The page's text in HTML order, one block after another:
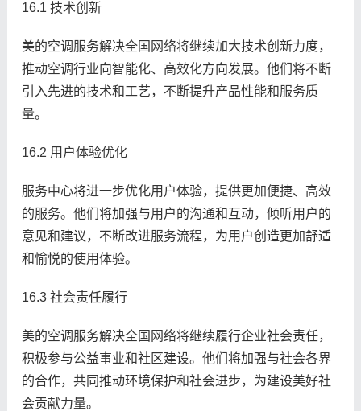
16.1 技术创新
美的空调服务解决全国网络将继续加大技术创新力度，
推动空调行业向智能化、高效化方向发展。他们将不断
引入先进的技术和工艺，不断提升产品性能和服务质
量。
16.2 用户体验优化
服务中心将进一步优化用户体验，提供更加便捷、高效
的服务。他们将加强与用户的沟通和互动，倾听用户的
意见和建议，不断改进服务流程，为用户创造更加舒适
和愉悦的使用体验。
16.3 社会责任履行
美的空调服务解决全国网络将继续履行企业社会责任，
积极参与公益事业和社区建设。他们将加强与社会各界
的合作，共同推动环境保护和社会进步，为建设美好社
会贡献力量。